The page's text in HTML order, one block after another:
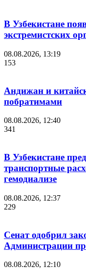
В Узбекистане
экстремистских
08.08.2026, 13:19
153
Андижан и
побратимами
08.08.2026, 12:40
341
В Узбекистане
транспортные
гемодиализе
08.08.2026, 12:37
229
Сенат одобрил
Администрации
08.08.2026, 12:10